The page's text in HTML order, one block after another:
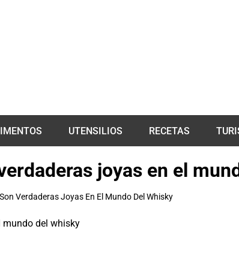
UTENSILIOS RECETAS
joyas en el
Verdaderas Joyas En El Mundo Del Whisky